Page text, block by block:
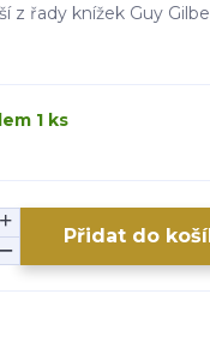
z řady knížek Guy
1 ks
Přidat do